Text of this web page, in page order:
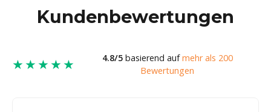
Kundenbewertungen
★★★★★ 4.8/5basierend aufmehr als 200
Bewertungen